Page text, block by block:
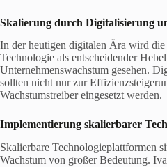
Skalierung durch Digitalisierung
In der heutigen digitalen Ära wird
Technologie als entscheidender
Unternehmenswachstum gesehen.
sollten nicht nur zur
Wachstumstreiber eingesetzt werden.
Implementierung skalierbarer
Skalierbare Technologieplattformen
Wachstum von großer Bedeutung.